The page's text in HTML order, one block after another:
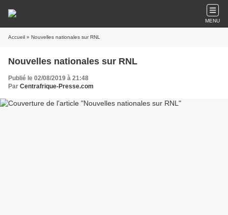
MENU
Accueil » Nouvelles nationales sur RNL
Nouvelles nationales sur RNL
Publié le 02/08/2019 à 21:48
Par Centrafrique-Presse.com